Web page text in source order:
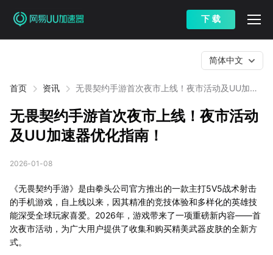
下 载
首页 资讯
无畏契约手游首次夜市上线！夜市活动及UU加速
简体中文
无畏契约手游首次夜市上线！夜市活动
及UU加速器优化指南！
2026-01-08
《无畏契约手游》是由拳头公司官方推出的一款主打5V5战术射击
的手机游戏，自上线以来，因其精准的竞技体验和多样化的英雄技
能深受全球玩家喜爱。2026年，游戏带来了一项重磅新内容——首
次夜市活动，为广大用户提供了收集和购买精美武器皮肤的全新方
式。